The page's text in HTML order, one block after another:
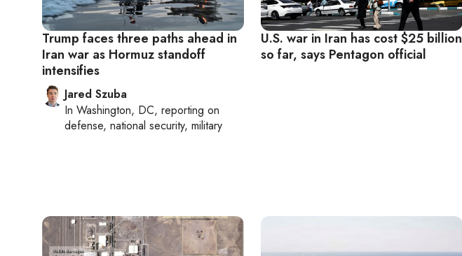
U.S. war in Iran has cost $25 billion
so far, says Pentagon official
Trump faces three paths ahead in
Iran war as Hormuz standoff
intensifies
Jared Szuba
In Washington, DC, reporting on
defense, national security, military